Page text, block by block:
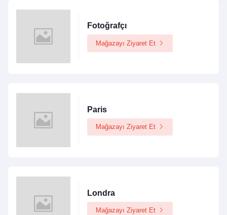
Fotoğrafçı
Mağazayı Ziyaret Et
Paris
Mağazayı Ziyaret Et
Londra
Mağazayı Ziyaret Et